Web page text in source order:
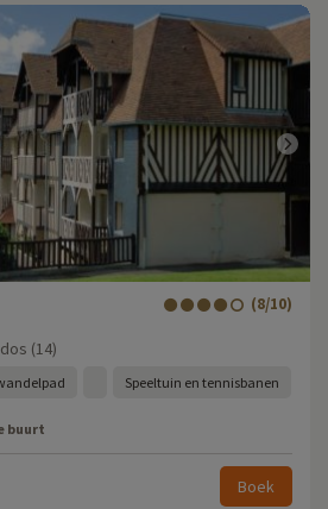
(8/10)
(14)
Speeltuin en tennisbanen
buurt
Boek